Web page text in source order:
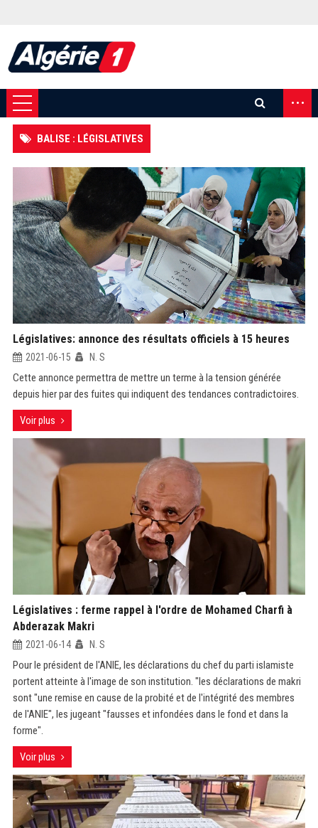
...
BALISE : LÉGISLATIVES
Législatives: annonce des résultats officiels à 15 heures
2021-06-15 N. S
Cette annonce permettra de mettre un terme à la tension générée
depuis hier par des fuites qui indiquent des tendances contradictoires.
Voir plus
Législatives : ferme rappel à l'ordre de Mohamed Charfi à
Abderazak Makri
2021-06-14 N. S
Pour le président de l'ANIE, les déclarations du chef du parti islamiste
portent atteinte à l'image de son institution. "les déclarations de makri
sont "une remise en cause de la probité et de l'intégrité des membres
de l'ANIE", les jugeant "fausses et infondées dans le fond et dans la
forme".
Voir plus